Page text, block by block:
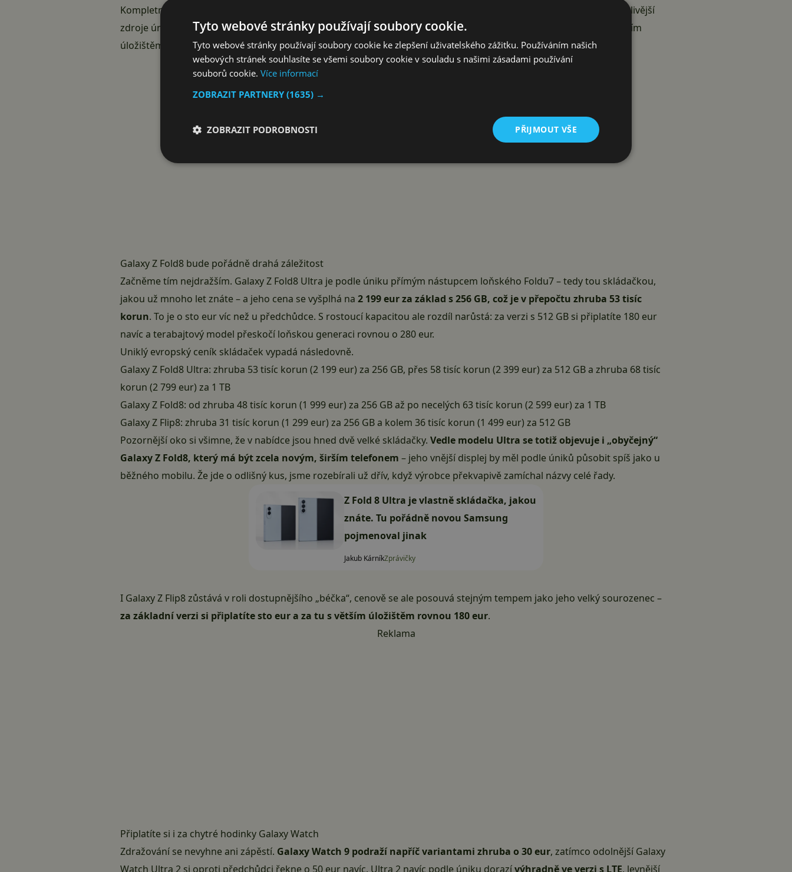
Kompletní evropský ceník
německý server WinFuture, jehož redaktor Roland Quandt patří mezi nejspolehlivější
zdroje úniků cen. Podle jeho informací se zdražení nevyhne prakticky ničemu a nejvíc přitom porostou verze s větším
úložištěm.
Připlatíme si u velkých skládaček, u béčkového Flipu i u obou modelů chytrých hodinek.
Reklama
Galaxy Z Fold8 bude pořádně drahá záležitost
Začněme tím nejdražším. Galaxy Z Fold8 Ultra je podle úniku přímým nástupcem loňského Foldu7 – tedy tou skládačkou,
jakou už mnoho let znáte – a jeho cena se vyšplhá na 2 199 eur za základ s 256 GB, což je v přepočtu zhruba 53 tisíc
korun. To je o sto eur víc než u předchůdce. S rostoucí kapacitou ale rozdíl narůstá: za verzi s 512 GB si připlatíte 180 eur
navíc a terabajtový model přeskočí loňskou generaci rovnou o 280 eur.
Uniklý evropský ceník skládaček vypadá následovně.
Galaxy Z Fold8 Ultra: zhruba 53 tisíc korun (2 199 eur) za 256 GB, přes 58 tisíc korun (2 399 eur) za 512 GB a zhruba 68 tisíc
korun (2 799 eur) za 1 TB
Galaxy Z Fold8: od zhruba 48 tisíc korun (1 999 eur) za 256 GB až po necelých 63 tisíc korun (2 599 eur) za 1 TB
Galaxy Z Flip8: zhruba 31 tisíc korun (1 299 eur) za 256 GB a kolem 36 tisíc korun (1 499 eur) za 512 GB
Pozornější oko si všimne, že v nabídce jsou hned dvě velké skládačky. Vedle modelu Ultra se totiž objevuje i „obyčejný“
Galaxy Z Fold8, který má být zcela novým, širším telefonem – jeho vnější displej by měl podle úniků působit spíš jako u
běžného mobilu. Že jde o odlišný kus, jsme rozebírali už dřív, když výrobce překvapivě zamíchal názvy celé řady.
Z Fold 8 Ultra je vlastně skládačka, jakou
znáte. Tu pořádně novou Samsung
pojmenoval jinak
Jakub KárníkZprávičky
I Galaxy Z Flip8 zůstává v roli dostupnějšího „béčka“, cenově se ale posouvá stejným tempem jako jeho velký sourozenec –
za základní verzi si připlatíte sto eur a za tu s větším úložištěm rovnou 180 eur.
Reklama
Připlatíte si i za chytré hodinky Galaxy Watch
Zdražování se nevyhne ani zápěstí. Galaxy Watch 9 podraží napříč variantami zhruba o 30 eur, zatímco odolnější Galaxy
Watch Ultra 2 si oproti předchůdci řekne o 50 eur navíc. Ultra 2 navíc podle úniku dorazívýhradně ve verzi s LTE, levnější
Tyto webové stránky používají soubory cookie.
Tyto webové stránky používají soubory cookie ke zlepšení uživatelského zážitku. Používáním našich
webových stránek souhlasíte se všemi soubory cookie v souladu s našimi zásadami používání
souborů cookie. Více informací
ZOBRAZIT PARTNERY(1635) →
PŘIJMOUT VŠE
ZOBRAZIT PODROBNOSTI